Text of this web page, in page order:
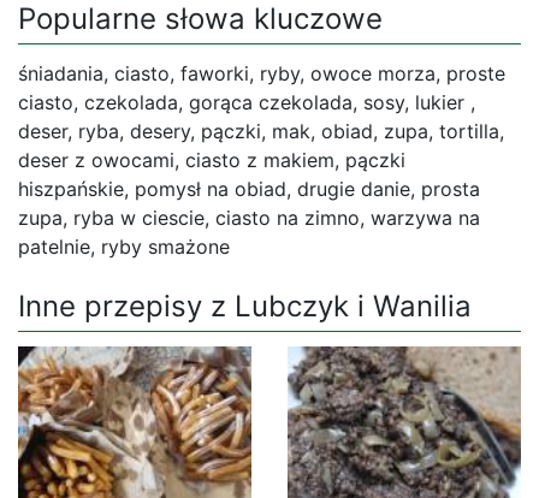
Popularne słowa kluczowe
śniadania, ciasto, faworki, ryby, owoce morza, proste
ciasto, czekolada, gorąca czekolada, sosy, lukier ,
deser, ryba, desery, pączki, mak, obiad, zupa, tortilla,
deser z owocami, ciasto z makiem, pączki
hiszpańskie, pomysł na obiad, drugie danie, prosta
zupa, ryba w ciescie, ciasto na zimno, warzywa na
patelnie, ryby smażone
Inne przepisy z Lubczyk i Wanilia